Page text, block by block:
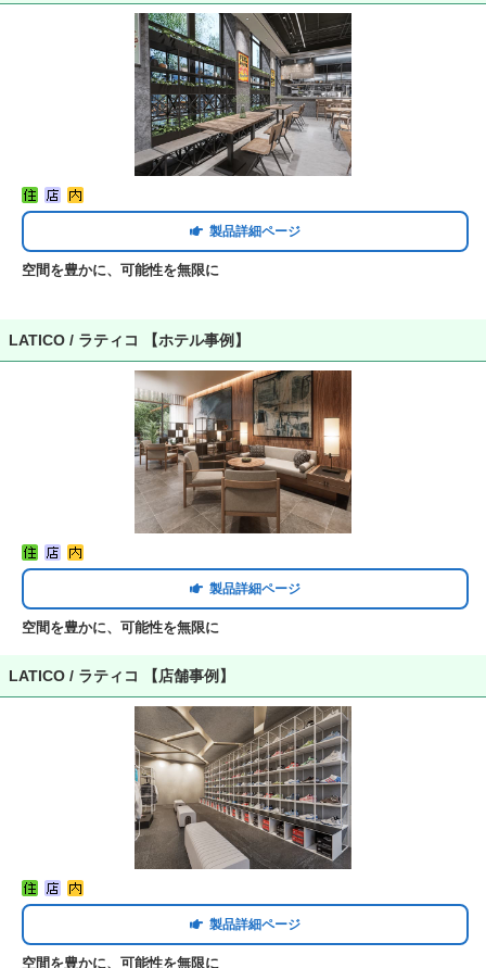
製品詳細ページ
空間を豊かに、可能性を無限に
LATICO / ラティコ 【ホテル事例】
製品詳細ページ
空間を豊かに、可能性を無限に
LATICO / ラティコ 【店舗事例】
製品詳細ページ
空間を豊かに、可能性を無限に